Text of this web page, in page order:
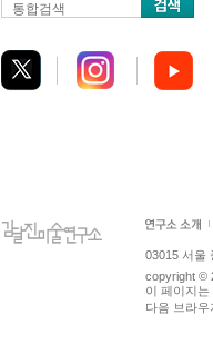
통합검색
03015 서울
copyright ©
이 페이지는
다음 브라